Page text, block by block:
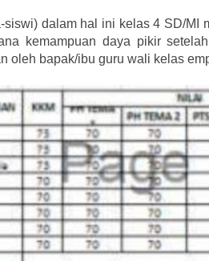
siswi) dalam hal ini kelas 4 SD/MI
kemampuan daya pikir
oleh bapak/ibu guru wali kelas